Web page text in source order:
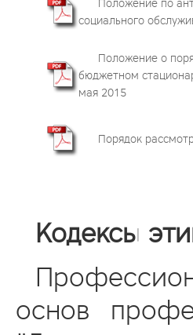
Положение по
социального
Положение о
бюджетном
мая 2015
Порядок
Кодексы
основ